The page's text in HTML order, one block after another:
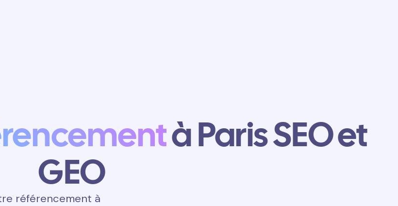
à Paris SEO et
GEO
référencement à